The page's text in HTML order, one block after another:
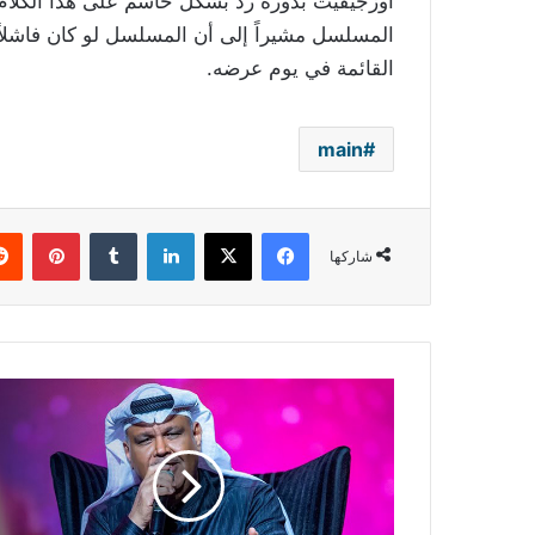
المسلسل مشيراً إلى أن المسلسل لو كان
القائمة في يوم عرضه.
main
شاركها
فيسبوك ‫X لينكدإن
دروس
شعيل